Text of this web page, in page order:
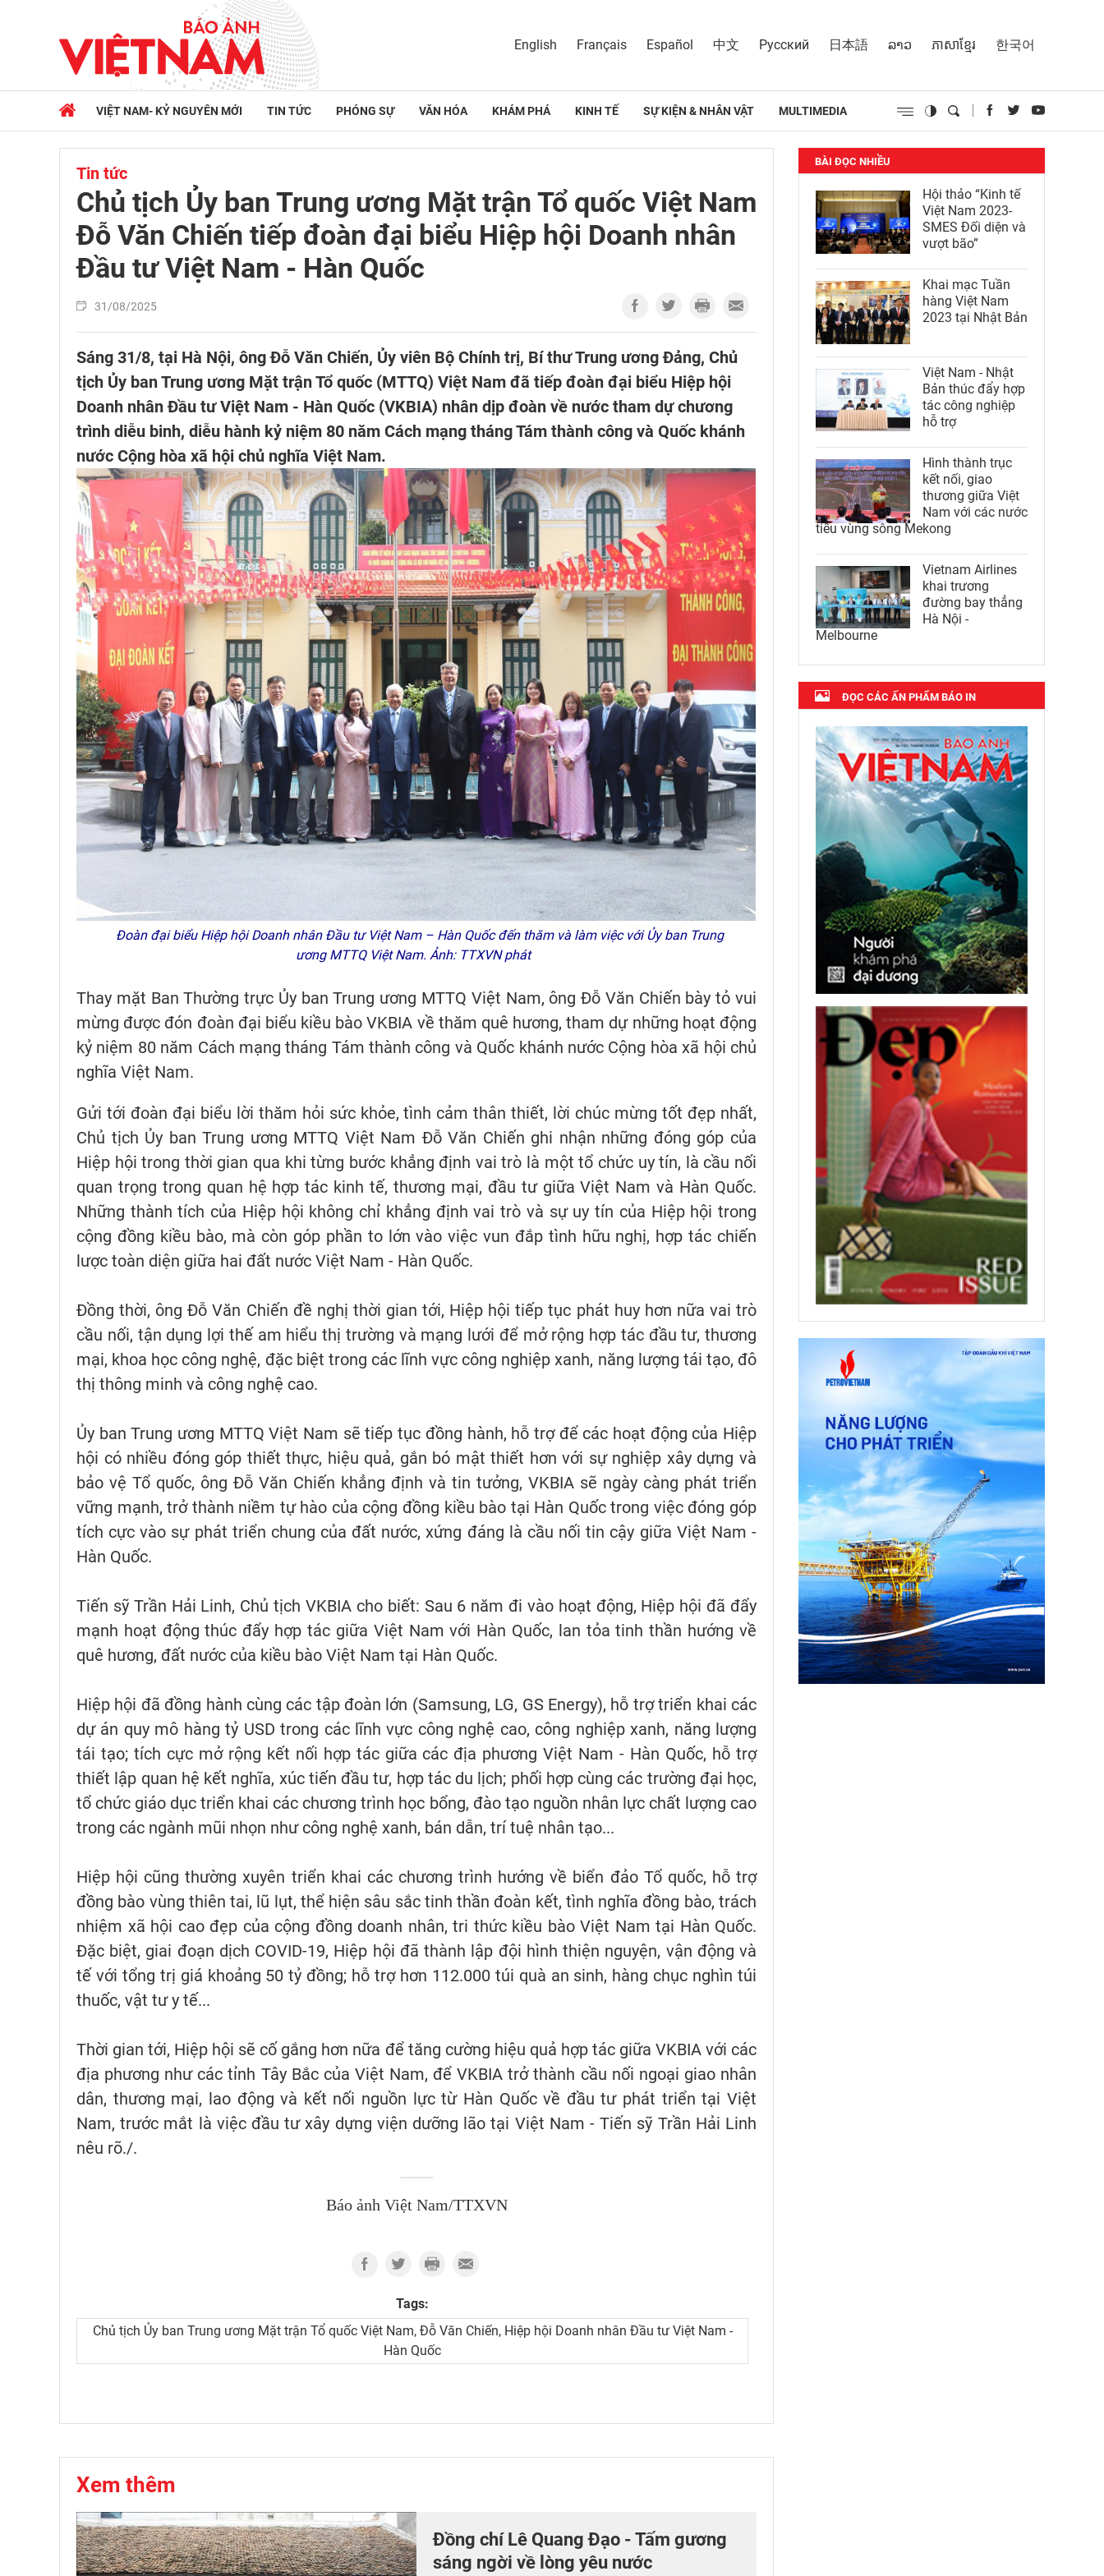
English Français Español 中文 Русский 日本語 ລາວ ភាសាខ្មែរ 한국어
VIỆT NAM- KỶ NGUYÊN MỚI TIN TỨC PHÓNG SỰ VĂN HÓA KHÁM PHÁ KINH TẾ SỰ KIỆN & NHÂN VẬT MULTIMEDIA
Tin tức
Chủ tịch Ủy ban Trung ương Mặt trận Tổ quốc Việt Nam
Đỗ Văn Chiến tiếp đoàn đại biểu Hiệp hội Doanh nhân
Đầu tư Việt Nam - Hàn Quốc
31/08/2025
Sáng 31/8, tại Hà Nội, ông Đỗ Văn Chiến, Ủy viên Bộ Chính trị, Bí thư Trung ương Đảng, Chủ
tịch Ủy ban Trung ương Mặt trận Tổ quốc (MTTQ) Việt Nam đã tiếp đoàn đại biểu Hiệp hội
Doanh nhân Đầu tư Việt Nam - Hàn Quốc (VKBIA) nhân dịp đoàn về nước tham dự chương
trình diễu binh, diễu hành kỷ niệm 80 năm Cách mạng tháng Tám thành công và Quốc khánh
nước Cộng hòa xã hội chủ nghĩa Việt Nam.
Đoàn đại biểu Hiệp hội Doanh nhân Đầu tư Việt Nam – Hàn Quốc đến thăm và làm việc với Ủy ban Trung
ương MTTQ Việt Nam. Ảnh: TTXVN phát
Thay mặt Ban Thường trực Ủy ban Trung ương MTTQ Việt Nam, ông Đỗ Văn Chiến bày tỏ vui
mừng được đón đoàn đại biểu kiều bào VKBIA về thăm quê hương, tham dự những hoạt động
kỷ niệm 80 năm Cách mạng tháng Tám thành công và Quốc khánh nước Cộng hòa xã hội chủ
nghĩa Việt Nam.
Gửi tới đoàn đại biểu lời thăm hỏi sức khỏe, tình cảm thân thiết, lời chúc mừng tốt đẹp nhất,
Chủ tịch Ủy ban Trung ương MTTQ Việt Nam Đỗ Văn Chiến ghi nhận những đóng góp của
Hiệp hội trong thời gian qua khi từng bước khẳng định vai trò là một tổ chức uy tín, là cầu nối
quan trọng trong quan hệ hợp tác kinh tế, thương mại, đầu tư giữa Việt Nam và Hàn Quốc.
Những thành tích của Hiệp hội không chỉ khẳng định vai trò và sự uy tín của Hiệp hội trong
cộng đồng kiều bào, mà còn góp phần to lớn vào việc vun đắp tình hữu nghị, hợp tác chiến
lược toàn diện giữa hai đất nước Việt Nam - Hàn Quốc.
Đồng thời, ông Đỗ Văn Chiến đề nghị thời gian tới, Hiệp hội tiếp tục phát huy hơn nữa vai trò
cầu nối, tận dụng lợi thế am hiểu thị trường và mạng lưới để mở rộng hợp tác đầu tư, thương
mại, khoa học công nghệ, đặc biệt trong các lĩnh vực công nghiệp xanh, năng lượng tái tạo, đô
thị thông minh và công nghệ cao.
Ủy ban Trung ương MTTQ Việt Nam sẽ tiếp tục đồng hành, hỗ trợ để các hoạt động của Hiệp
hội có nhiều đóng góp thiết thực, hiệu quả, gắn bó mật thiết hơn với sự nghiệp xây dựng và
bảo vệ Tổ quốc, ông Đỗ Văn Chiến khẳng định và tin tưởng, VKBIA sẽ ngày càng phát triển
vững mạnh, trở thành niềm tự hào của cộng đồng kiều bào tại Hàn Quốc trong việc đóng góp
tích cực vào sự phát triển chung của đất nước, xứng đáng là cầu nối tin cậy giữa Việt Nam -
Hàn Quốc.
Tiến sỹ Trần Hải Linh, Chủ tịch VKBIA cho biết: Sau 6 năm đi vào hoạt động, Hiệp hội đã đẩy
mạnh hoạt động thúc đẩy hợp tác giữa Việt Nam với Hàn Quốc, lan tỏa tinh thần hướng về
quê hương, đất nước của kiều bào Việt Nam tại Hàn Quốc.
Hiệp hội đã đồng hành cùng các tập đoàn lớn (Samsung, LG, GS Energy), hỗ trợ triển khai các
dự án quy mô hàng tỷ USD trong các lĩnh vực công nghệ cao, công nghiệp xanh, năng lượng
tái tạo; tích cực mở rộng kết nối hợp tác giữa các địa phương Việt Nam - Hàn Quốc, hỗ trợ
thiết lập quan hệ kết nghĩa, xúc tiến đầu tư, hợp tác du lịch; phối hợp cùng các trường đại học,
tổ chức giáo dục triển khai các chương trình học bổng, đào tạo nguồn nhân lực chất lượng cao
trong các ngành mũi nhọn như công nghệ xanh, bán dẫn, trí tuệ nhân tạo...
Hiệp hội cũng thường xuyên triển khai các chương trình hướng về biển đảo Tổ quốc, hỗ trợ
đồng bào vùng thiên tai, lũ lụt, thể hiện sâu sắc tinh thần đoàn kết, tình nghĩa đồng bào, trách
nhiệm xã hội cao đẹp của cộng đồng doanh nhân, tri thức kiều bào Việt Nam tại Hàn Quốc.
Đặc biệt, giai đoạn dịch COVID-19, Hiệp hội đã thành lập đội hình thiện nguyện, vận động và
tế với tổng trị giá khoảng 50 tỷ đồng; hỗ trợ hơn 112.000 túi quà an sinh, hàng chục nghìn túi
thuốc, vật tư y tế...
Thời gian tới, Hiệp hội sẽ cố gắng hơn nữa để tăng cường hiệu quả hợp tác giữa VKBIA với các
địa phương như các tỉnh Tây Bắc của Việt Nam, để VKBIA trở thành cầu nối ngoại giao nhân
dân, thương mại, lao động và kết nối nguồn lực từ Hàn Quốc về đầu tư phát triển tại Việt
Nam, trước mắt là việc đầu tư xây dựng viện dưỡng lão tại Việt Nam - Tiến sỹ Trần Hải Linh
nêu rõ./.
Báo ảnh Việt Nam/TTXVN
Tags:
Chủ tịch Ủy ban Trung ương Mặt trận Tổ quốc Việt Nam, Đỗ Văn Chiến, Hiệp hội Doanh nhân Đầu tư Việt Nam -
Hàn Quốc
Xem thêm
Đồng chí Lê Quang Đạo - Tấm gương
sáng ngời về lòng yêu nước
BÀI ĐỌC NHIỀU
Hội thảo “Kinh tế
Việt Nam 2023-
SMES Đối diện và
vượt bão”
Khai mạc Tuần
hàng Việt Nam
2023 tại Nhật Bản
Việt Nam - Nhật
Bản thúc đẩy hợp
tác công nghiệp
hỗ trợ
Hình thành trục
kết nối, giao
thương giữa Việt
Nam với các nước
tiểu vùng sông Mekong
Vietnam Airlines
khai trương
đường bay thẳng
Hà Nội -
Melbourne
ĐỌC CÁC ẤN PHẨM BÁO IN